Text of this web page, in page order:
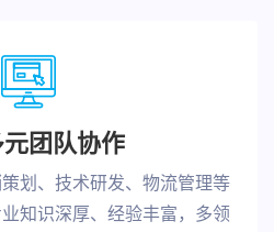
团队协作
划、技术研发、物流管理等
知识深厚、经验丰富，多领